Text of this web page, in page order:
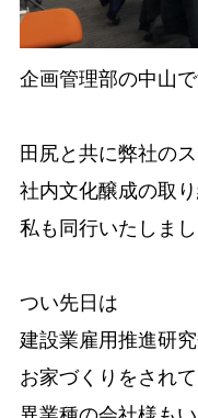
企画管理部の中山で
田尻と共に弊社の
社内文化醸成の取
私も同行いたしまし
つい先日は
建設業雇用推進研究
お家づくりをされ